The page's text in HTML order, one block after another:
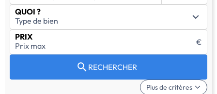
QUOI ?
PRIX
€
RECHERCHER
Plus de critères